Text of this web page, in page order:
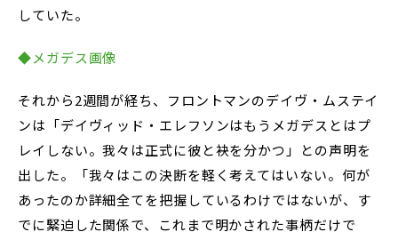
していた。
◆メガデス画像
それから2週間が経ち、フロントマンのデイヴ・ムステイ
ンは「デイヴィッド・エレフソンはもうメガデスとはプ
レイしない。我々は正式に彼と袂を分かつ」との声明を
出した。「我々はこの決断を軽く考えてはいない。何が
あったのか詳細全てを把握しているわけではないが、す
でに緊迫した関係で、これまで明かされた事柄だけで